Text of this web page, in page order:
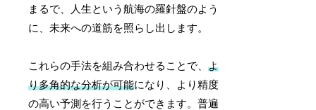
まるで、人生という航海の羅針盤のよう
に、未来への道筋を照らし出します。
これらの手法を組み合わせることで、よ
り多角的な分析が可能になり、より精度
の高い予測を行うことができます。普遍